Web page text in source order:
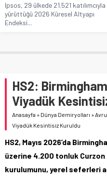
Ipsos, 29 ülkede 21.521 katılımcıyla
yürüttüğü 2026 Küresel Altyapı
Endeksi...
HS2:
Viyadük
Anasayfa » Dünya Demiryolları »
Viyadük Kesintisiz Kuruldu
HS2, Mayıs 2026’da
üzerine 4.200 tonluk
kurulumunu, yerel seferleri